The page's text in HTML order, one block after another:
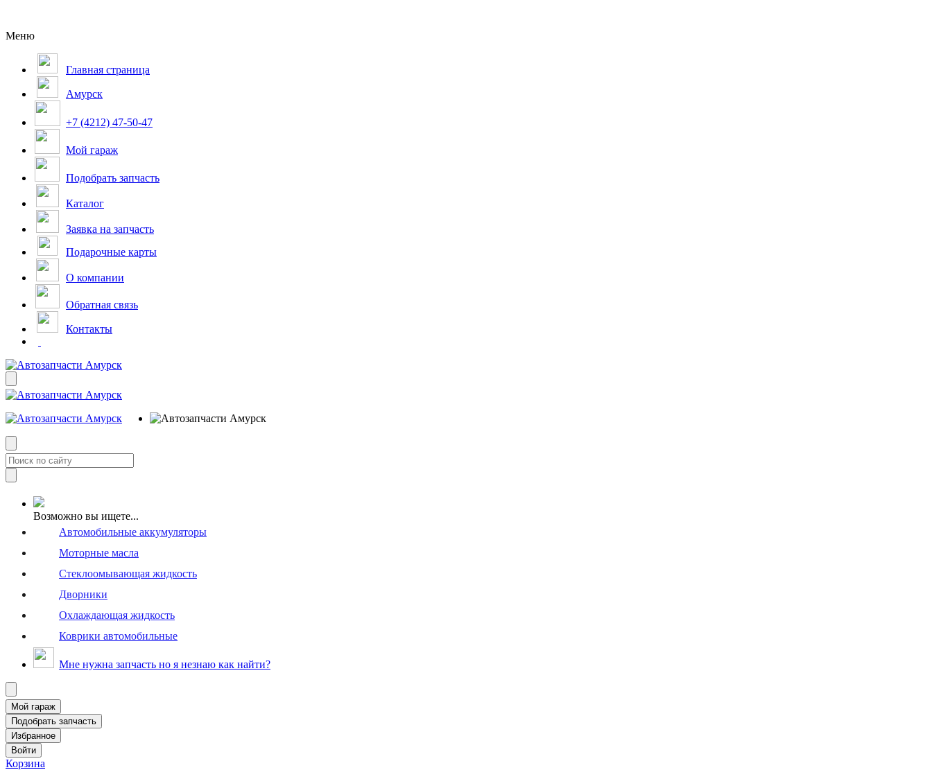
Меню
Главная страница
Амурск
+7 (4212) 47-50-47
Мой гараж
Подобрать запчасть
Каталог
Заявка на запчасть
Подарочные карты
О компании
Обратная связь
Контакты
Возможно вы ищете...
Автомобильные аккумуляторы
Моторные масла
Стеклоомывающая жидкость
Дворники
Охлаждающая жидкость
Коврики автомобильные
Мне нужна запчасть но я незнаю как найти?
Корзина